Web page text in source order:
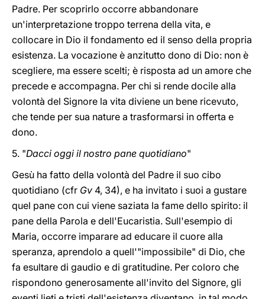
Padre. Per scoprirlo occorre abbandonare
un'interpretazione troppo terrena della vita, e
collocare in Dio il fondamento ed il senso della propria
esistenza. La vocazione è anzitutto dono di Dio: non è
scegliere, ma essere scelti; è risposta ad un amore che
precede e accompagna. Per chi si rende docile alla
volontà del Signore la vita diviene un bene ricevuto,
che tende per sua nature a trasformarsi in offerta e
dono.
5. "Dacci oggi il nostro pane quotidiano"
Gesù ha fatto della volontà del Padre il suo cibo
quotidiano (cfr Gv 4, 34), e ha invitato i suoi a gustare
quel pane con cui viene saziata la fame dello spirito: il
pane della Parola e dell'Eucaristia. Sull'esempio di
Maria, occorre imparare ad educare il cuore alla
speranza, aprendolo a quell'"impossibile" di Dio, che
fa esultare di gaudio e di gratitudine. Per coloro che
rispondono generosamente all'invito del Signore, gli